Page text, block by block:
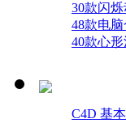
30款闪
48款电
40款心
C4D 基